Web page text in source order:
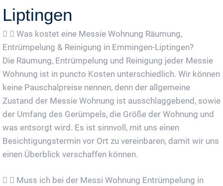
Liptingen
Was kostet eine Messie Wohnung Räumung,
Entrümpelung & Reinigung in Emmingen-Liptingen?
Die Räumung, Entrümpelung und Reinigung jeder Messie
Wohnung ist in puncto Kosten unterschiedlich. Wir können
keine Pauschalpreise nennen, denn der allgemeine
Zustand der Messie Wohnung ist ausschlaggebend, sowie
der Umfang des Gerümpels, die Größe der Wohnung und
was entsorgt wird. Es ist sinnvoll, mit uns einen
Besichtigungstermin vor Ort zu vereinbaren, damit wir uns
einen Überblick verschaffen können.
Muss ich bei der Messi Wohnung Entrümpelung in